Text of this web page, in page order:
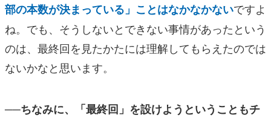
部の本数が決まっている」ことはなかなかないですよ
ね。でも、そうしないとできない事情があったという
のは、最終回を見たかたには理解してもらえたのでは
ないかなと思います。
──ちなみに、「最終回」を設けようということもチ